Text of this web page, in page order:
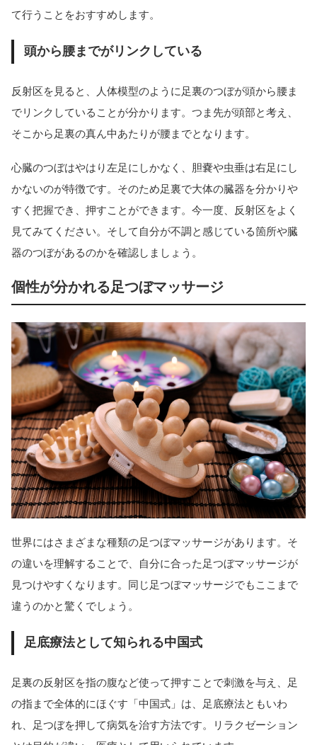
て行うことをおすすめします。
頭から腰までがリンクしている
反射区を見ると、人体模型のように足裏のつぼが頭から腰ま
でリンクしていることが分かります。つま先が頭部と考え、
そこから足裏の真ん中あたりが腰までとなります。
心臓のつぼはやはり左足にしかなく、胆嚢や虫垂は右足にし
かないのが特徴です。そのため足裏で大体の臓器を分かりや
すく把握でき、押すことができます。今一度、反射区をよく
見てみてください。そして自分が不調と感じている箇所や臓
器のつぼがあるのかを確認しましょう。
個性が分かれる足つぼマッサージ
世界にはさまざまな種類の足つぼマッサージがあります。そ
の違いを理解することで、自分に合った足つぼマッサージが
見つけやすくなります。同じ足つぼマッサージでもここまで
違うのかと驚くでしょう。
足底療法として知られる中国式
足裏の反射区を指の腹など使って押すことで刺激を与え、足
の指まで全体的にほぐす「中国式」は、足底療法ともいわ
れ、足つぼを押して病気を治す方法です。リラクゼーション